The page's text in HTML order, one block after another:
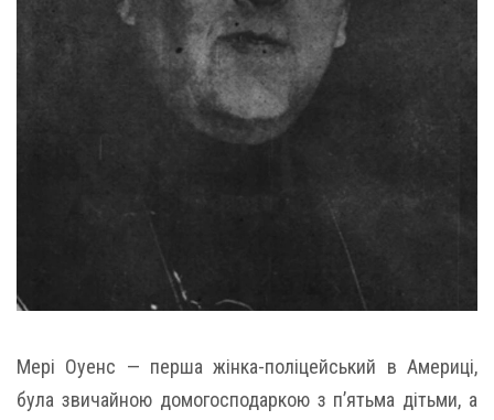
Мері Оуенс — перша жінка-поліцейський в Америці,
була звичайною домогосподаркою з п’ятьма дітьми, а